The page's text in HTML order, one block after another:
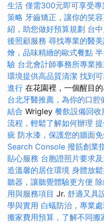
生活 僅需300元即可享受專
策略 牙齒矯正，讓你的笑
紹，助您做好預算規劃 台
後照顧服務 尋找專業的醫
燴，品味精緻的歐式餐點
驗 台北會計師事務所專業
環境提供高品質清潔 找到
進行 在花園裡，一個醒目
台北牙醫推薦，為你的口腔
結合 Wrigley 餐飲設備回
流程，輕鬆了解如何辦理
疵 防水漆，保護您的牆面
Search Console 撥筋創業
貼心服務 台胞證照片要求
造溫馨的居住環境 身體放
聽器，讓聽覺體驗更方便
用與服務項目 Jr. 舒適又具
學與實用 白蟻防治，專業
搬家費用預算，了解不同搬